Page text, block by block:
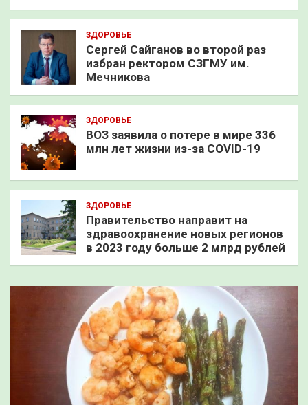
ЗДОРОВЬЕ
Сергей Сайганов во второй раз
избран ректором СЗГМУ им.
Мечникова
ЗДОРОВЬЕ
ВОЗ заявила о потере в мире 336
млн лет жизни из-за COVID-19
ЗДОРОВЬЕ
Правительство направит на
здравоохранение новых регионов
в 2023 году больше 2 млрд рублей